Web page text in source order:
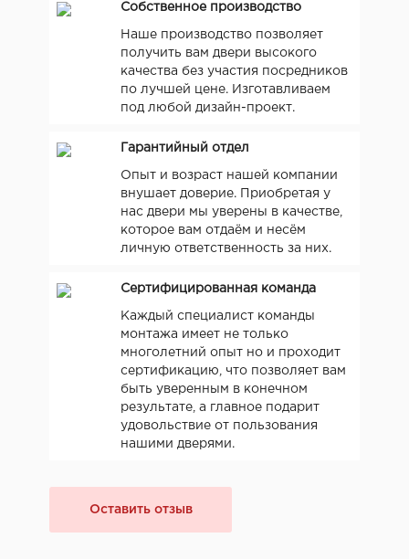
Собственное производство
Наше производство позволяет
получить вам двери высокого
качества без участия посредников
по лучшей цене. Изготавливаем
под любой дизайн-проект.
Гарантийный отдел
Опыт и возраст нашей компании
внушает доверие. Приобретая у
нас двери мы уверены в качестве,
которое вам отдаём и несём
личную ответственность за них.
Сертифицированная команда
Каждый специалист команды
монтажа имеет не только
многолетний опыт но и проходит
сертификацию, что позволяет вам
быть уверенным в конечном
результате, а главное подарит
удовольствие от пользования
нашими дверями.
Оставить отзыв